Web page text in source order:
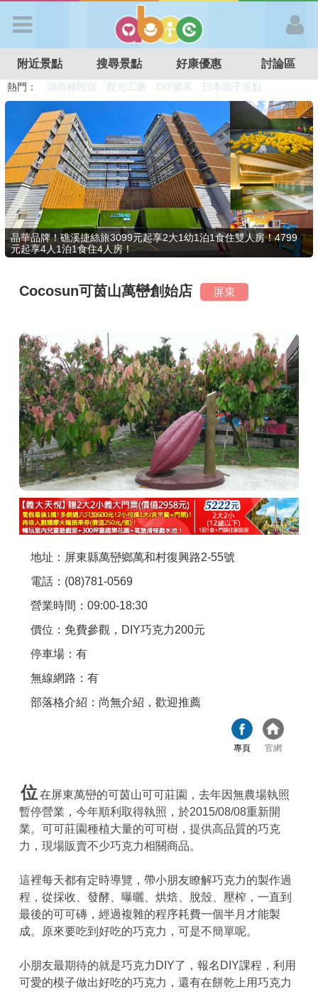
APP登入
首 頁
搜尋景點
好康優惠
最新消息
最新留言
商家合作
推薦景點
討論區
聯絡我們
APP下載
附近景點 搜尋景點 好康優惠 討論區
熱門： 溜滑梯民宿 觀光工廠 DIY摘果
日本親子景點
特色遊戲場
親子住房優惠 台北親子餐廳 溫泉泡湯SPA
晶華品牌！礁溪捷絲旅3099元起享2大1幼1泊1食住雙人房！4799
元起享4人1泊1食住4人房！
Cocosun可茵山萬巒創始店 屏東
地址：屏東縣萬巒鄉萬和村復興路2-55號
電話：(08)781-0569
營業時間：09:00-18:30
價位：免費參觀，DIY巧克力200元
停車場：有
無線網路：有
部落格介紹：尚無介紹，歡迎推薦
專頁 官網
位 在屏東萬巒的可茵山可可莊園，去年因無農場執照
暫停營業，今年順利取得執照，於2015/08/08重新開
業。可可莊園種植大量的可可樹，提供高品質的巧克
力，現場販賣不少巧克力相關商品。
這裡每天都有定時導覽，帶小朋友瞭解巧克力的製作過
程，從採收、發酵、曝曬、烘焙、脫殼、壓榨，一直到
最後的可可磚，經過複雜的程序耗費一個半月才能製
成。原來要吃到好吃的巧克力，可是不簡單呢。
小朋友最期待的就是巧克力DIY了，報名DIY課程，利用
可愛的模子做出好吃的巧克力，還有在餅乾上用巧克力